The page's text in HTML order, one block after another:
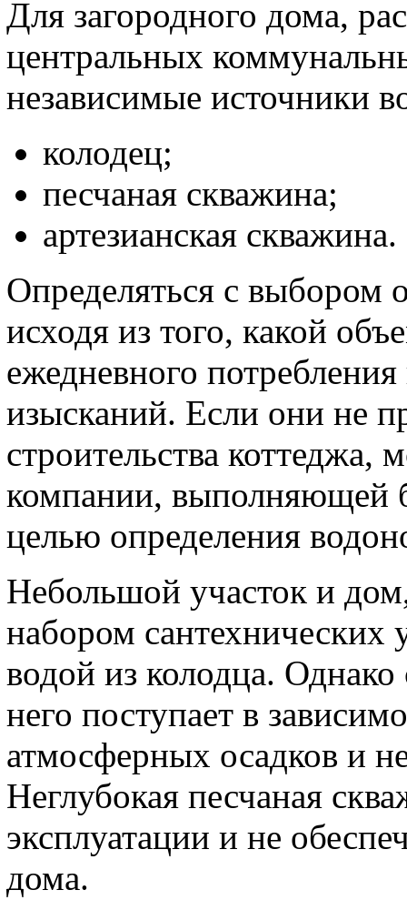
Для загородного дома,
центральных
независимые источники
колодец;
песчаная скважина;
артезианская скважина.
Определяться с выбором
исходя из того, какой
ежедневного
изысканий. Если они не
строительства коттеджа,
компании, выполняющей
целью определения
Небольшой участок и
набором сантехнических
водой из колодца. Однако
него поступает в
атмосферных осадков и
Неглубокая песчаная
эксплуатации и не
дома.